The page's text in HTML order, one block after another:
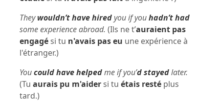
Theywouldn’t have hiredyou if youhadn’t had
some experience abroad. (Ils net’auraient pas
engagési tu n'avais pas eu une expérience à
l'étranger.)
Youcould have helpedme if you’d stayedlater.
(Tu aurais pu m'aidersi tu étais resté plus
tard.)